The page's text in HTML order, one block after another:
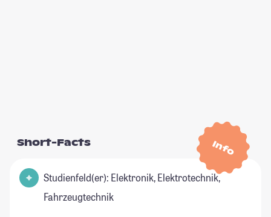
Info
Short-Facts
Studienfeld(er): Elektronik, Elektrotechnik,
Fahrzeugtechnik